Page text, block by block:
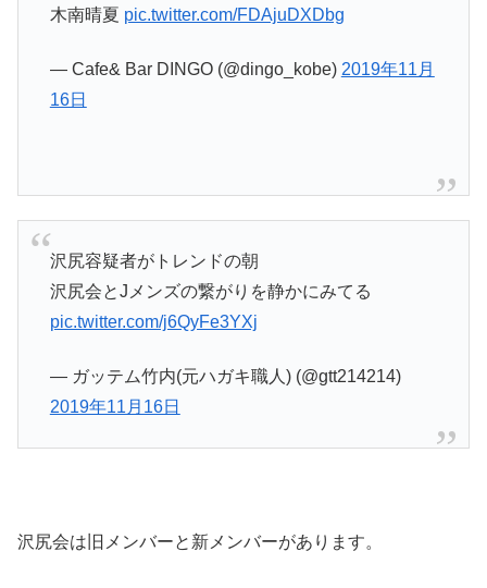
木南晴夏 pic.twitter.com/FDAjuDXDbg
— Cafe& Bar DINGO (@dingo_kobe) 2019年11月
16日
沢尻容疑者がトレンドの朝
沢尻会とJメンズの繋がりを静かにみてる
pic.twitter.com/j6QyFe3YXj
— ガッテム竹内(元ハガキ職人) (@gtt214214)
2019年11月16日
沢尻会は旧メンバーと新メンバーがあります。